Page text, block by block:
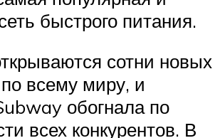
быстрого питания.
сотни новых
всему миру, и
обогнала по
всех конкурентов. В